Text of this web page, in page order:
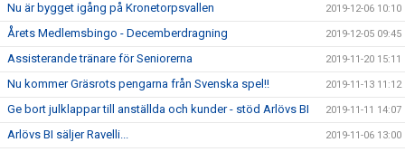
Nu är bygget igång på Kronetorpsvallen 2019-12-06 10:10
Årets Medlemsbingo - Decemberdragning 2019-12-05 09:45
Assisterande tränare för Seniorerna 2019-11-20 15:11
Nu kommer Gräsrots pengarna från Svenska spel!! 2019-11-13 11:12
Ge bort julklappar till anställda och kunder - stöd Arlövs BI 2019-11-11 14:07
Arlövs BI säljer Ravelli... 2019-11-06 13:00